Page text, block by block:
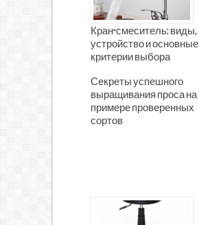
Кран-смеситель: виды,
устройство и основные
критерии выбора
Секреты успешного
выращивания проса на
примере проверенных
сортов